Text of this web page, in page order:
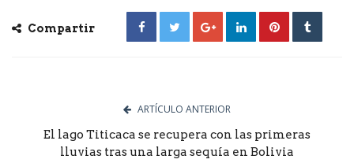
Compartir
ARTÍCULO ANTERIOR
El lago Titicaca se recupera con las primeras
lluvias tras una larga sequía en Bolivia